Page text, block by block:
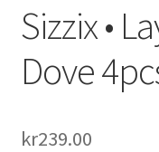
Personvernerklæring
Til kassen
Sizzix •
Dove
kr239.00